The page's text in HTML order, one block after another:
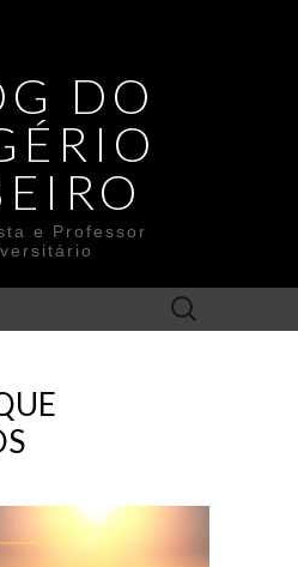
DO
e Professor
Search
for: